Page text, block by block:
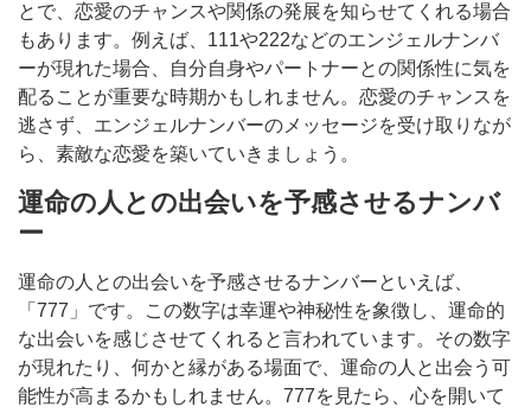
とで、恋愛のチャンスや関係の発展を知らせてくれる場合
もあります。例えば、111や222などのエンジェルナンバ
ーが現れた場合、自分自身やパートナーとの関係性に気を
配ることが重要な時期かもしれません。恋愛のチャンスを
逃さず、エンジェルナンバーのメッセージを受け取りなが
ら、素敵な恋愛を築いていきましょう。
運命の人との出会いを予感させるナンバ
ー
運命の人との出会いを予感させるナンバーといえば、
「777」です。この数字は幸運や神秘性を象徴し、運命的
な出会いを感じさせてくれると言われています。その数字
が現れたり、何かと縁がある場面で、運命の人と出会う可
能性が高まるかもしれません。777を見たら、心を開いて